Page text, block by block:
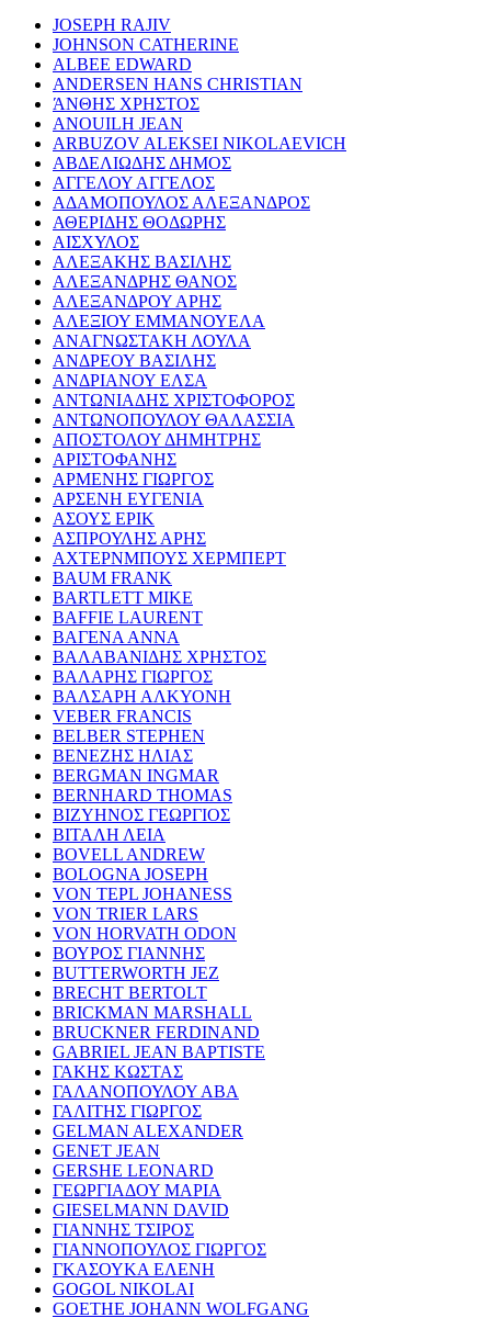
JOSEPH RAJIV
JOHNSON CATHERINE
ALBEE EDWARD
ANDERSEN HANS CHRISTIAN
ΆΝΘΗΣ ΧΡΗΣΤΟΣ
ANOUILH JEAN
ARBUZOV ALEKSEI NIKOLAEVICH
ΑΒΔΕΛΙΩΔΗΣ ΔΗΜΟΣ
ΑΓΓΕΛΟΥ ΑΓΓΕΛΟΣ
ΑΔΑΜΟΠΟΥΛΟΣ ΑΛΕΞΑΝΔΡΟΣ
ΑΘΕΡΙΔΗΣ ΘΟΔΩΡΗΣ
ΑΙΣΧΥΛΟΣ
ΑΛΕΞΑΚΗΣ ΒΑΣΙΛΗΣ
ΑΛΕΞΑΝΔΡΗΣ ΘΑΝΟΣ
ΑΛΕΞΑΝΔΡΟΥ ΑΡΗΣ
ΑΛΕΞΙΟΥ ΕΜΜΑΝΟΥΕΛΑ
ΑΝΑΓΝΩΣΤΑΚΗ ΛΟΥΛΑ
ΑΝΔΡΕΟΥ ΒΑΣΙΛΗΣ
ΑΝΔΡΙΑΝΟΥ ΕΛΣΑ
ΑΝΤΩΝΙΑΔΗΣ ΧΡΙΣΤΟΦΟΡΟΣ
ΑΝΤΩΝΟΠΟΥΛΟΥ ΘΑΛΑΣΣΙΑ
ΑΠΟΣΤΟΛΟΥ ΔΗΜΗΤΡΗΣ
ΑΡΙΣΤΟΦΑΝΗΣ
ΑΡΜΕΝΗΣ ΓΙΩΡΓΟΣ
ΑΡΣΕΝΗ ΕΥΓΕΝΙΑ
ΑΣΟΥΣ ΕΡΙΚ
ΑΣΠΡΟΥΛΗΣ ΑΡΗΣ
ΑΧΤΕΡΝΜΠΟΥΣ ΧΕΡΜΠΕΡΤ
BAUM FRANK
BARTLETT MIKE
BAFFIE LAURENT
ΒΑΓΕΝΑ ΑΝΝΑ
ΒΑΛΑΒΑΝΙΔΗΣ ΧΡΗΣΤΟΣ
ΒΑΛΑΡΗΣ ΓΙΩΡΓΟΣ
ΒΑΛΣΑΡΗ ΑΛΚΥΟΝΗ
VEBER FRANCIS
BELBER STEPHEN
ΒΕΝΕΖΗΣ ΗΛΙΑΣ
BERGMAN INGMAR
BERNHARD THOMAS
ΒΙΖΥΗΝΟΣ ΓΕΩΡΓΙΟΣ
ΒΙΤΑΛΗ ΛΕΙΑ
BOVELL ANDREW
BOLOGNA JOSEPH
VON TEPL JOHANESS
VON TRIER LARS
VON HORVATH ODON
ΒΟΥΡΟΣ ΓΙΑΝΝΗΣ
BUTTERWORTH JEZ
BRECHT BERTOLT
BRICKMAN MARSHALL
BRUCKNER FERDINAND
GABRIEL JEAN BAPTISTE
ΓΑΚΗΣ ΚΩΣΤΑΣ
ΓΑΛΑΝΟΠΟΥΛΟΥ ΑΒΑ
ΓΑΛΙΤΗΣ ΓΙΩΡΓΟΣ
GELMAN ALEXANDER
GENET JEAN
GERSHE LEONARD
ΓΕΩΡΓΙΑΔΟΥ ΜΑΡΙΑ
GIESELMANN DAVID
ΓΙΑΝΝΗΣ ΤΣΙΡΟΣ
ΓΙΑΝΝΟΠΟΥΛΟΣ ΓΙΩΡΓΟΣ
ΓΚΑΣΟΥΚΑ ΕΛΕΝΗ
GOGOL NIKOLAI
GOETHE JOHANN WOLFGANG